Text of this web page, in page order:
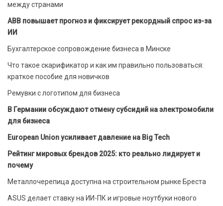
между странами
ABB повышает прогноз и фиксирует рекордный спрос из-за
ИИ
Бухгалтерское сопровождение бизнеса в Минске
Что такое скарификатор и как им правильно пользоваться:
краткое пособие для новичков
Ремувки с логотипом для бизнеса
В Германии обсуждают отмену субсидий на электромобили
для бизнеса
European Union усиливает давление на Big Tech
Рейтинг мировых брендов 2025: кто реально лидирует и
почему
Металлочерепица доступна на строительном рынке Бреста
ASUS делает ставку на ИИ-ПК и игровые ноутбуки нового